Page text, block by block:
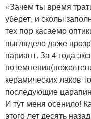
«Зачем ты время
уберет, и сколы
тех пор касаемо
выглядело даже
вариант. За 4 года
керамических лаков
последующие
И тут меня осенило!
этого лет десять